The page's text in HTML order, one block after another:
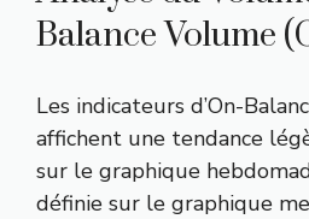
Balance Volume
Les indicateurs d’On-
affichent une tendance
sur le graphique
définie sur le graphique